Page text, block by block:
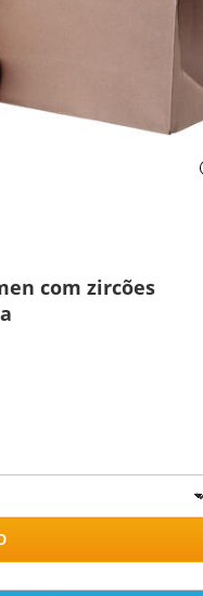
com zircões